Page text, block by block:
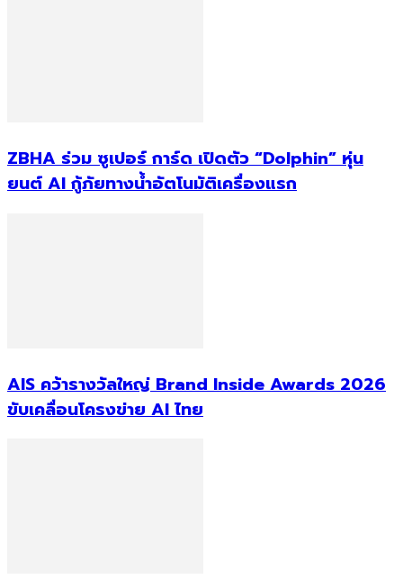
ZBHA ร่วม ซูเปอร์ การ์ด เปิดตัว “Dolphin” หุ่น
ยนต์ AI กู้ภัยทางน้ำอัตโนมัติเครื่องแรก
AIS คว้ารางวัลใหญ่ Brand Inside Awards 2026
ขับเคลื่อนโครงข่าย AI ไทย